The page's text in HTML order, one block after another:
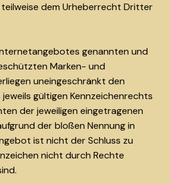
dem Urheberrecht Dritter
genannten und
Marken- und
uneingeschränkt den
gültigen Kennzeichenrechts
der jeweiligen eingetragenen
der bloßen Nennung in
ist nicht der Schluss zu
nicht durch Rechte